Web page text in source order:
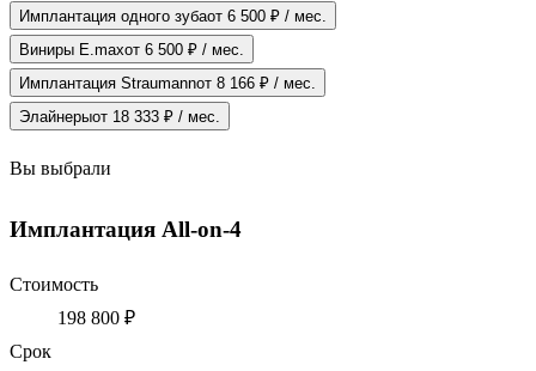
Имплантация одного зубаот 6 500 ₽ / мес.
Виниры E.maxот 6 500 ₽ / мес.
Имплантация Straumannот 8 166 ₽ / мес.
Элайнерыот 18 333 ₽ / мес.
Вы выбрали
Имплантация All-on-4
Стоимость
198 800 ₽
Срок